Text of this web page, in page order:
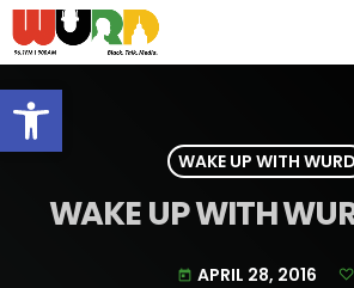
Open toolbar
WAKE UP WITH WURD
WAKE UP WITH
today APRIL 28, 2016